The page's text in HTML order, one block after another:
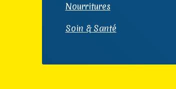
Nourritures
Soin & Santé